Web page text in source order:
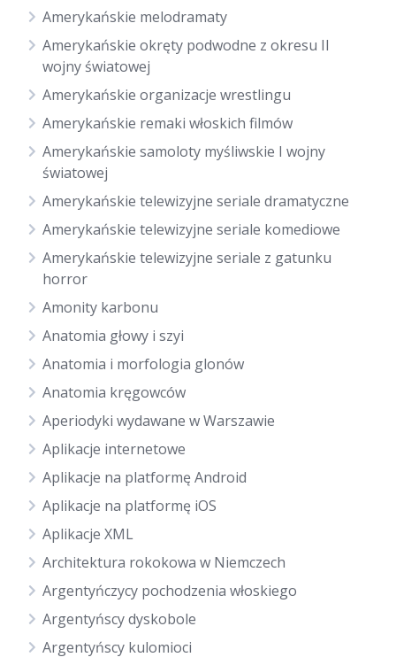
Amerykańskie melodramaty
Amerykańskie okręty podwodne z okresu II
wojny światowej
Amerykańskie organizacje wrestlingu
Amerykańskie remaki włoskich filmów
Amerykańskie samoloty myśliwskie I wojny
światowej
Amerykańskie telewizyjne seriale dramatyczne
Amerykańskie telewizyjne seriale komediowe
Amerykańskie telewizyjne seriale z gatunku
horror
Amonity karbonu
Anatomia głowy i szyi
Anatomia i morfologia glonów
Anatomia kręgowców
Aperiodyki wydawane w Warszawie
Aplikacje internetowe
Aplikacje na platformę Android
Aplikacje na platformę iOS
Aplikacje XML
Architektura rokokowa w Niemczech
Argentyńczycy pochodzenia włoskiego
Argentyńscy dyskobole
Argentyńscy kulomioci